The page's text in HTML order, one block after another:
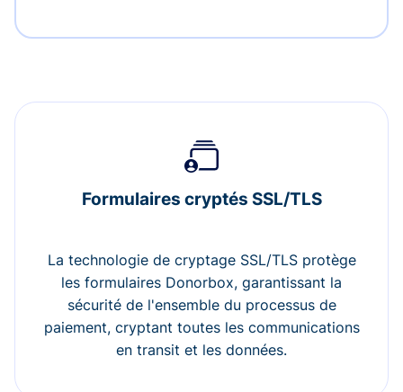
Formulaires cryptés SSL/TLS
La technologie de cryptage SSL/TLS protège
les formulaires Donorbox, garantissant la
sécurité de l'ensemble du processus de
paiement, cryptant toutes les communications
en transit et les données.